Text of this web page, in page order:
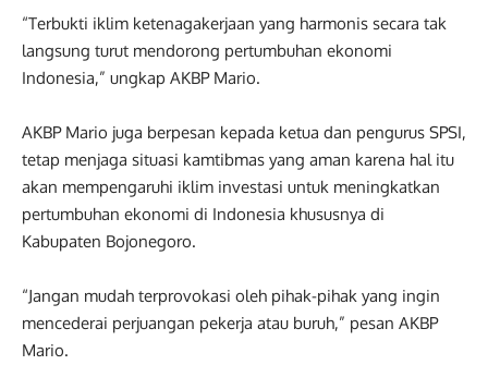
“Terbukti iklim ketenagakerjaan yang harmonis secara tak
langsung turut mendorong pertumbuhan ekonomi
Indonesia,” ungkap AKBP Mario.
AKBP Mario juga berpesan kepada ketua dan pengurus SPSI,
tetap menjaga situasi kamtibmas yang aman karena hal itu
akan mempengaruhi iklim investasi untuk meningkatkan
pertumbuhan ekonomi di Indonesia khususnya di
Kabupaten Bojonegoro.
“Jangan mudah terprovokasi oleh pihak-pihak yang ingin
mencederai perjuangan pekerja atau buruh,” pesan AKBP
Mario.